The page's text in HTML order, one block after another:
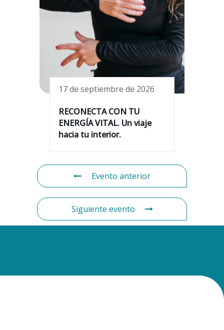
17 de septiembre de 2026
RECONECTA CON TU
ENERGÍA VITAL. Un viaje
hacia tu interior.
Evento anterior
Siguiente evento